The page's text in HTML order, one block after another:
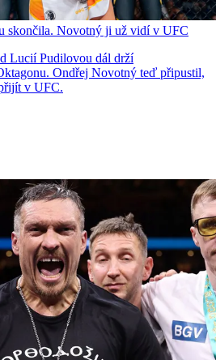
skončila. Novotný ji už vidí v UFC
Lucií Pudilovou dál drží
Ondřej Novotný teď připustil,
v UFC.